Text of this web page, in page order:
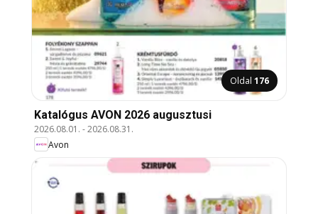
Oldal 176
Katalógus AVON 2026 augusztusi
2026.08.01. -2026.08.31.
Avon